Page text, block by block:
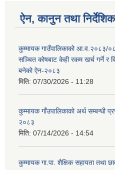
ऐन, कानुन तथा
कुम्मायक गाउँपालिकाको आ.व.२०८३/
सञ्चित कोषबाट केही रकम खर्च गर्ने र
बनेको ऐन-२०८३
मिति: 07/30/2026 - 11:28
कुम्मायक गाँउपालिकाको अर्थ सम्बन्धी
२०८३
मिति: 07/14/2026 - 14:54
कुम्मायक गा.पा. शैक्षिक सहायता तथा